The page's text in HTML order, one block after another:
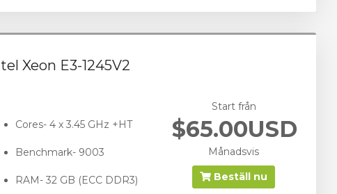
Xeon E3-1245V2
Cores- 4 x 3.45 GHz +HT
Benchmark- 9003
RAM- 32 GB (ECC DDR3)
Start från
$65.00USD
Månadsvis
Beställ nu